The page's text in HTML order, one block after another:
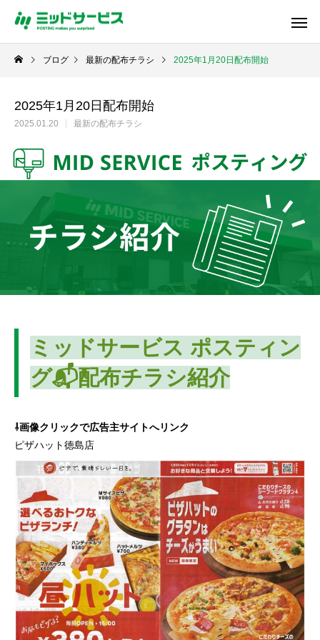
ブログ 最新の配布チラシ 2025年1月20日配布開始
2025年1月20日配布開始
2025.01.20 最新の配布チラシ
ミッドサービス ポスティン
グ📬配布チラシ紹介
⇩画像クリックで広告主サイトへリンク
ピザハット徳島店